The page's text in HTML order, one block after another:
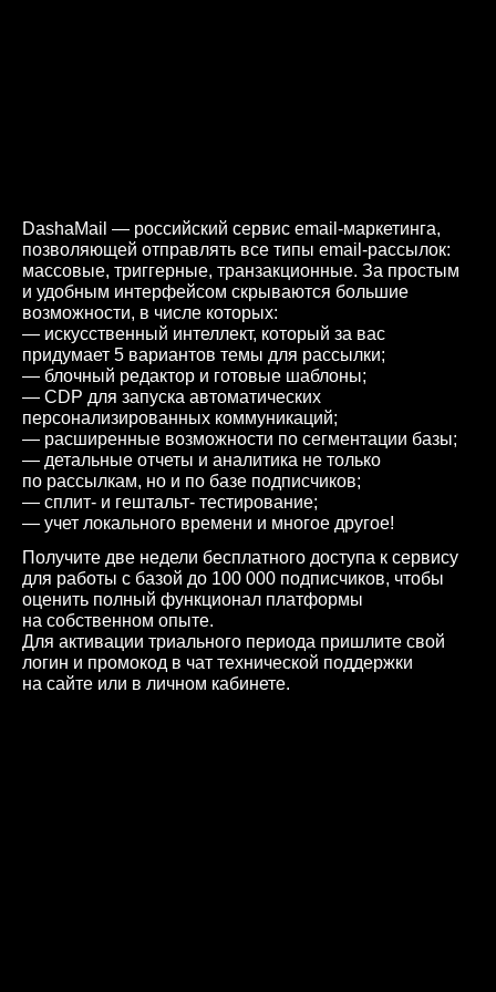
DashaMail — российский сервис email-маркетинга,
позволяющей отправлять все типы email-рассылок:
массовые, триггерные, транзакционные. За простым
и удобным интерфейсом скрываются большие
возможности, в числе которых:
— искусственный интеллект, который за вас
придумает 5 вариантов темы для рассылки;
— блочный редактор и готовые шаблоны;
— CDP для запуска автоматических
персонализированных коммуникаций;
— расширенные возможности по сегментации базы;
— детальные отчеты и аналитика не только
по рассылкам, но и по базе подписчиков;
— сплит- и гештальт- тестирование;
— учет локального времени и многое другое!
Получите две недели бесплатного доступа к сервису
для работы с базой до 100 000 подписчиков, чтобы
оценить полный функционал платформы
на собственном опыте.
Для активации триального периода пришлите свой
логин и промокод в чат технической поддержки
на сайте или в личном кабинете.